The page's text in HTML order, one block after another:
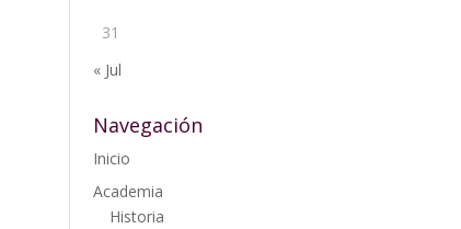
31
« Jul
Navegación
Inicio
Academia
Historia